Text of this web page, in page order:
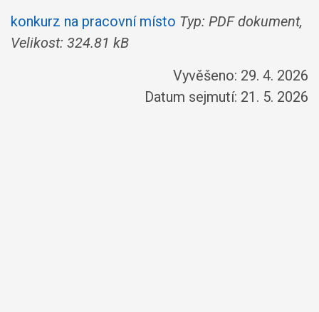
konkurz na pracovní místo Typ: PDF dokument,
Velikost: 324.81 kB
Vyvěšeno: 29. 4. 2026
Datum sejmutí: 21. 5. 2026